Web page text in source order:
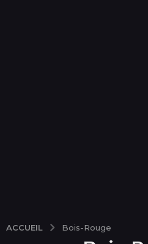
ACCUEIL Bois-Rouge